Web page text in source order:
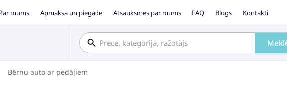
Par mums Apmaksa un piegāde Atsauksmes par mums FAQ Blogs Kontakti
Bērnu auto ar pedāļiem